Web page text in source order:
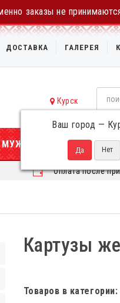
заказы не
ДОСТАВКА ГАЛЕРЕЯ
Курск
Ваш город —
ДЛЯ
Оплата после
Картузы
Товаров в категории: